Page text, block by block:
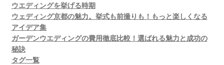
ウエディングを挙げる時期
ウェディング京都の魅力。挙式も前撮りも！もっと楽しくなる
アイデア集
ガーデンウエディングの費用徹底比較！選ばれる魅力と成功の
秘訣
タグ一覧